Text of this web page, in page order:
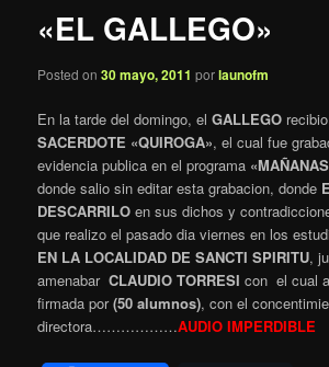
«EL GALLEGO»
Posted on30 mayo, 2011 porlaunofm
En la tarde del domingo, elGALLEGO
SACERDOTE «QUIROGA», el cual fue
evidencia publica en el programa
donde salio sin editar esta grabacion, donde
DESCARRILO en sus dichos y
que realizo el pasado dia viernes en los
EN LA LOCALIDAD DE SANCTI SPIRITU,
amenabarCLAUDIO TORRESI con el cual
firmada por(50 alumnos), con el
directora………………AUDIO IMPERDIBLE